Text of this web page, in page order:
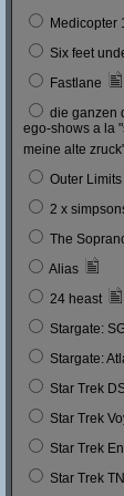
Medicopter
Six feet
Fastlane
die ganzen
ego-shows a la
meine alte
Outer Limits
2 x
The
Alias
24 heast
Stargate:
Stargate:
Star Trek
Star Trek
Star Trek
Star Trek